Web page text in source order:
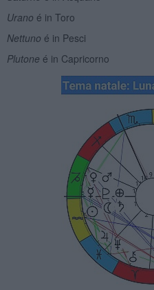
Urano é in Toro
Nettuno é in Pesci
Plutone é in Capricorno